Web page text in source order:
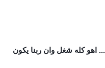
اهو كله شغل وان ربنا يكون